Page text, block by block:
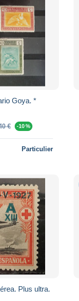
Goya. *
€ -10 %
Particulier
Plus ultra.